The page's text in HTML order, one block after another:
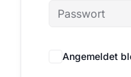
Angemeldet